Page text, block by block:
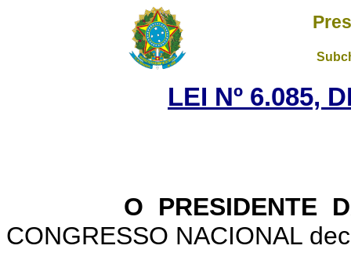
LEI Nº 6.085,
O PRESIDENTE
CONGRESSO NACIONAL